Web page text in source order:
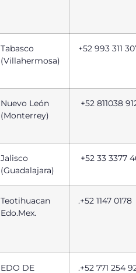
Tabasco
(Villahermosa)
+52 993 311
Nuevo León
(Monterrey)
+52 811038
Jalisco
(Guadalajara)
+52 33 3377
Teotihuacan
Edo.Mex.
.+52 1147 0178
EDO DE .+52 771 254